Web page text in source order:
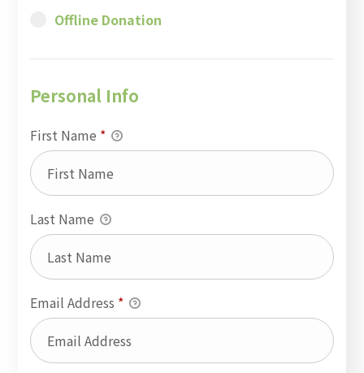
Offline Donation
Personal Info
First Name *
Last Name
Email Address *